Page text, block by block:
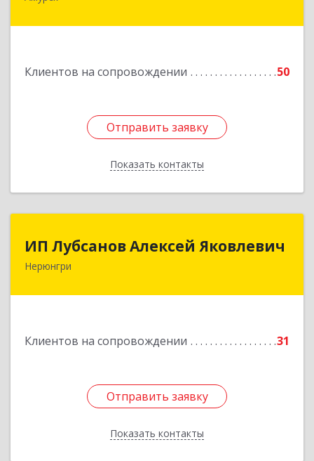
Клиентов на сопровождении 50
Отправить заявку
Показать контакты
Отправить заявку
Назад
ИП Лубсанов Алексей Яковлевич
Нерюнгри
Клиентов на сопровождении 31
Отправить заявку
Показать контакты
ИП Лубсанов Алексей Яковлевич
675002, Амурская область, г. Благовещенск, ул.
Отправить заявку
Назад